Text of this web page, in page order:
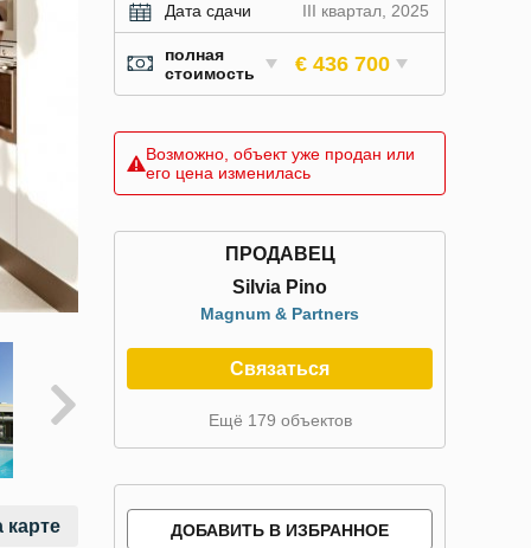
карте
Дата сдачи
III квартал, 2025
полная
стоимость
€ 436 700
Возможно, объект уже продан или
его цена изменилась
ПРОДАВЕЦ
Silvia Pino
Magnum & Partners
Связаться
Ещё 179 объектов
ДОБАВИТЬ В ИЗБРАННОЕ